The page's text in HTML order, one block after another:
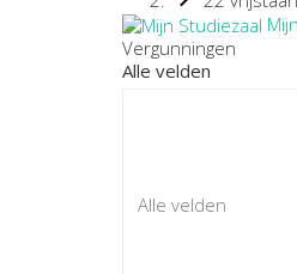
Vergunningen
Alle velden